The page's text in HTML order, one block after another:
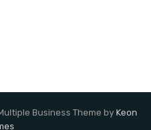
Business Theme by Keon